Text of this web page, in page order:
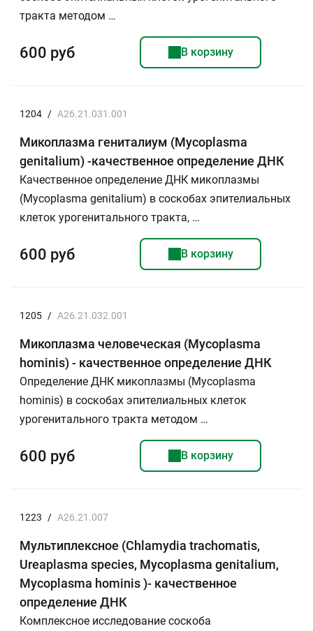
тракта методом …
600 руб В корзину
1204 / A26.21.031.001
Микоплазма гениталиум (Mycoplasma
genitalium) -качественное определение ДНК
Качественное определение ДНК микоплазмы
(Mycoplasma genitalium) в соскобах эпителиальных
клеток урогенитального тракта, …
600 руб В корзину
1205 / A26.21.032.001
Микоплазма человеческая (Mycoplasma
hominis) - качественное определение ДНК
Определение ДНК микоплазмы (Mycoplasma
hominis) в соскобах эпителиальных клеток
урогенитального тракта методом …
600 руб В корзину
1223 / A26.21.007
Мультиплексное (Chlamydia trachomatis,
Ureaplasma species, Mycoplasma genitalium,
Mycoplasma hominis )- качественное
определение ДНК
Комплексное исследование соскоба